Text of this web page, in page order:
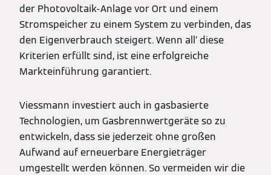
der Photovoltaik-Anlage vor Ort und einem
Stromspeicher zu einem System zu verbinden, das
den Eigenverbrauch steigert. Wenn all’ diese
Kriterien erfüllt sind, ist eine erfolgreiche
Markteinführung garantiert.
Viessmann investiert auch in gasbasierte
Technologien, um Gasbrennwertgeräte so zu
entwickeln, dass sie jederzeit ohne großen
Aufwand auf erneuerbare Energieträger
umgestellt werden können. So vermeiden wir die